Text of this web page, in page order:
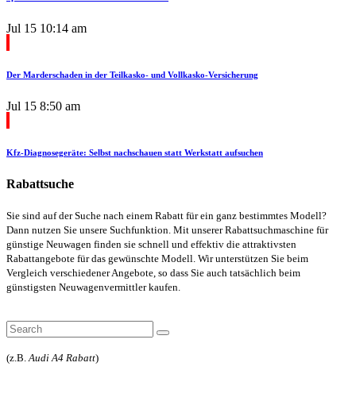
Jul 15 10:14 am
Der Marderschaden in der Teilkasko- und Vollkasko-Versicherung
Jul 15 8:50 am
Kfz-Diagnosegeräte: Selbst nachschauen statt Werkstatt aufsuchen
Rabattsuche
Sie sind auf der Suche nach einem Rabatt für ein ganz bestimmtes Modell?
Dann nutzen Sie unsere Suchfunktion. Mit unserer Rabattsuchmaschine für
günstige Neuwagen finden sie schnell und effektiv die attraktivsten
Rabattangebote für das gewünschte Modell. Wir unterstützen Sie beim
Vergleich verschiedener Angebote, so dass Sie auch tatsächlich beim
günstigsten Neuwagenvermittler kaufen.
(z.B.Audi A4 Rabatt)